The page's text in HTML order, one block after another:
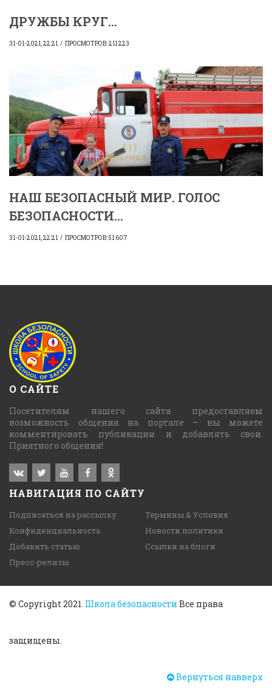
ДРУЖБЫ КРУГ...
31-01-2021, 22:21 ПРОСМОТРОВ: 211 223
НАШ БЕЗОПАСНЫЙ МИР. ГОЛОС
БЕЗОПАСНОСТИ...
31-01-2021, 22:21 ПРОСМОТРОВ: 51 607
О САЙТЕ
Посетителям нашего сайта предоставляем
возможность общения на портале – вы можете
комментировать публикации и добавлять свои.
Приятного общения!
НАВИГАЦИЯ ПО САЙТУ
Подписаться на рассылку
Термины & Условия
Конфиденциальность
Новости политики
Добавить статью
Ссылки на блоги
Пресс-релизы
© Copyright 2021. Школа безопасности Все права
защищены.
Вернуться навверх